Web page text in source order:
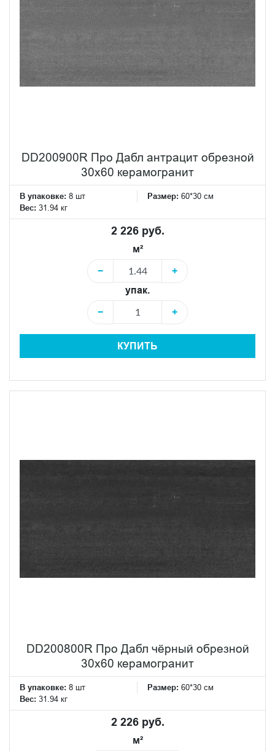
DD200900R Про Дабл антрацит обрезной
30x60 керамогранит
В упаковке: 8 шт Размер: 60*30 см
Вес: 31.94 кг
2 226 руб.
м²
−
+
упак.
−
+
КУПИТЬ
DD200800R Про Дабл чёрный обрезной
30x60 керамогранит
В упаковке: 8 шт Размер: 60*30 см
Вес: 31.94 кг
2 226 руб.
м²